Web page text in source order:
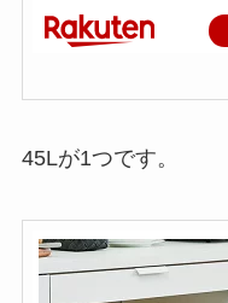
45Lが1つです。